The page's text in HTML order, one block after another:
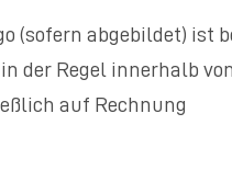
(sofern abgebildet) ist
der Regel innerhalb
auf Rechnung